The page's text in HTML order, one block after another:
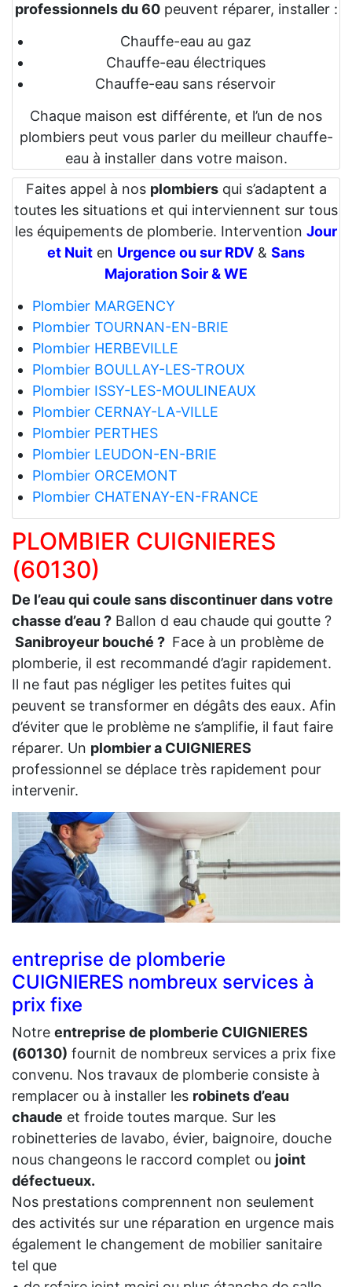
professionnels du 60peuvent réparer, installer :
Chauffe-eau au gaz
Chauffe-eau électriques
Chauffe-eau sans réservoir
Chaque maison est différente, et l’un de nos
plombiers peut vous parler du meilleur chauffe-
eau à installer dans votre maison.
Faites appel à nos plombiersqui s’adaptent a
toutes les situations et qui interviennent sur tous
les équipements de plomberie. Intervention Jour
et Nuit en Urgence ou sur RDV & Sans
Majoration Soir & WE
Plombier MARGENCY
Plombier TOURNAN-EN-BRIE
Plombier HERBEVILLE
Plombier BOULLAY-LES-TROUX
Plombier ISSY-LES-MOULINEAUX
Plombier CERNAY-LA-VILLE
Plombier PERTHES
Plombier LEUDON-EN-BRIE
Plombier ORCEMONT
Plombier CHATENAY-EN-FRANCE
PLOMBIER CUIGNIERES
(60130)
De l’eau qui coule sans discontinuer dans votre
chasse d’eau ? Ballon d eau chaude qui goutte ?
Sanibroyeur bouché ? Face à un problème de
plomberie, il est recommandé d’agir rapidement.
Il ne faut pas négliger les petites fuites qui
peuvent se transformer en dégâts des eaux. Afin
d’éviter que le problème ne s’amplifie, il faut faire
réparer. Un plombier a CUIGNIERES
professionnel se déplace très rapidement pour
intervenir.
entreprise de plomberie
CUIGNIERES nombreux services à
prix fixe
Notre entreprise de plomberie CUIGNIERES
(60130) fournit de nombreux services a prix fixe
convenu. Nos travaux de plomberie consiste à
remplacer ou à installer les robinets d’eau
chaude et froide toutes marque. Sur les
robinetteries de lavabo, évier, baignoire, douche
nous changeons le raccord complet ou joint
défectueux.
Nos prestations comprennent non seulement
des activités sur une réparation en urgence mais
également le changement de mobilier sanitaire
tel que